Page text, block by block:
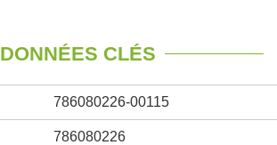
DONNÉES CLÉS
786080226-00115
786080226